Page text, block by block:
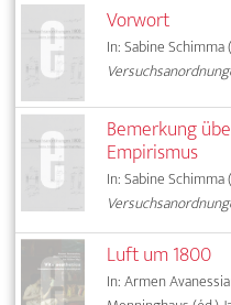
Vorwort
In: Sabine Schimma
Bemerkung
Empirismus
In: Sabine Schimma
Luft um 1800
In: Armen